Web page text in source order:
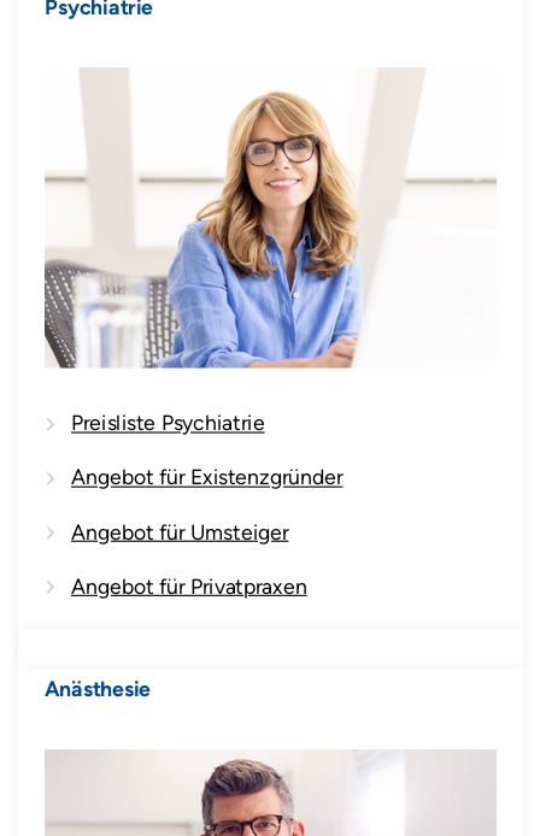
Psychiatrie
Preisliste Psychiatrie
Angebot für Existenzgründer
Angebot für Umsteiger
Angebot für Privatpraxen
Anästhesie